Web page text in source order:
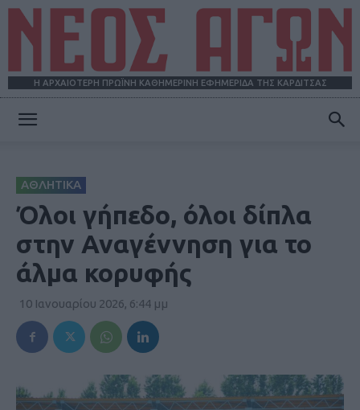
Η ΑΡΧΑΙΟΤΕΡΗ ΠΡΩΪΝΗ ΚΑΘΗΜΕΡΙΝΗ ΕΦΗΜΕΡΙΔΑ ΤΗΣ ΚΑΡΔΙΤΣΑΣ
ΑΘΛΗΤΙΚΑ
Όλοι γήπεδο, όλοι δίπλα
στην Αναγέννηση για το
άλμα κορυφής
10 Ιανουαρίου 2026, 6:44 μμ